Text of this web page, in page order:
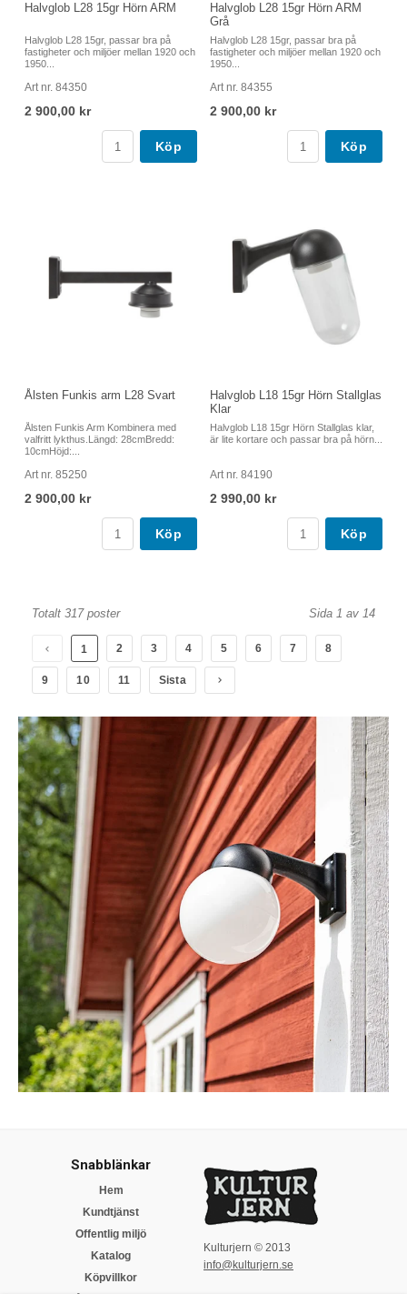
Halvglob L28 15gr Hörn ARM
Halvglob L28 15gr, passar bra på
fastigheter och miljöer mellan 1920 och
1950...
Art nr. 84350
2 900,00 kr
Köp
Halvglob L28 15gr Hörn ARM
Grå
Halvglob L28 15gr, passar bra på
fastigheter och miljöer mellan 1920 och
1950...
Art nr. 84355
2 900,00 kr
Köp
Ålsten Funkis arm L28 Svart
Ålsten Funkis Arm Kombinera med
valfritt lykthus.Längd: 28cmBredd:
10cmHöjd:...
Art nr. 85250
2 900,00 kr
Köp
Halvglob L18 15gr Hörn Stallglas
Klar
Halvglob L18 15gr Hörn Stallglas klar,
är lite kortare och passar bra på hörn...
Art nr. 84190
2 990,00 kr
Köp
Totalt 317 poster Sida 1 av 14
1 2 3 4 5 6 7 8
9 10 11 Sista
Snabblänkar
Hem
Kundtjänst
Offentlig miljö
Katalog
Köpvillkor
Kulturjern © 2013
info@kulturjern.se